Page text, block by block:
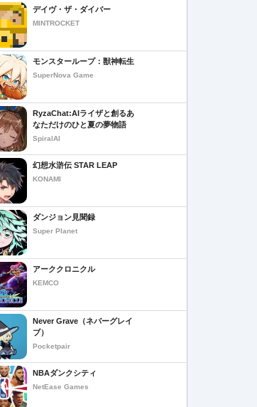
デイヴ・ザ・ダイバー
MINTROCKET
モンスターループ：獣神転生
SuperNova Game
RyzaChat:AIライザと創るあ
なただけのひと夏の夢物語
SpiralAI
幻想水滸伝 STAR LEAP
KONAMI
ダンジョン見聞録
Super Planet
アーククロニクル
KEMCO
Never Grave（ネバーグレイ
ブ）
Pocketpair
NBAダンクシティ
NetEase Games